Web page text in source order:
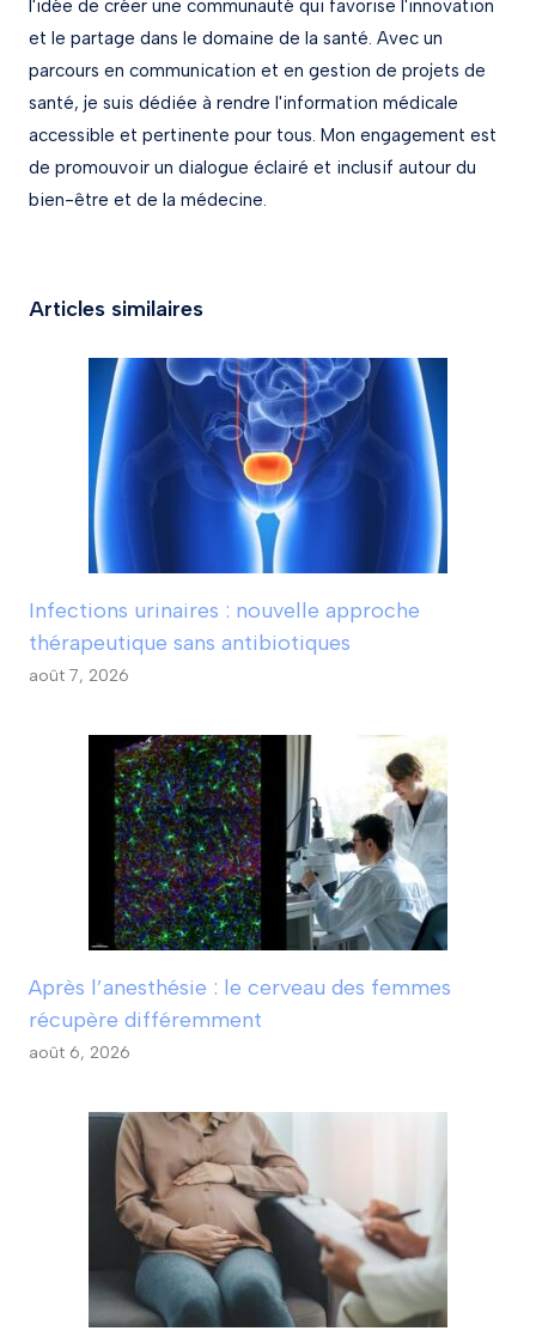
l'idée de créer une communauté qui favorise l'innovation
et le partage dans le domaine de la santé. Avec un
parcours en communication et en gestion de projets de
santé, je suis dédiée à rendre l'information médicale
accessible et pertinente pour tous. Mon engagement est
de promouvoir un dialogue éclairé et inclusif autour du
bien-être et de la médecine.
Articles similaires
Infections urinaires : nouvelle approche
thérapeutique sans antibiotiques
août 7, 2026
Après l’anesthésie : le cerveau des femmes
récupère différemment
août 6, 2026